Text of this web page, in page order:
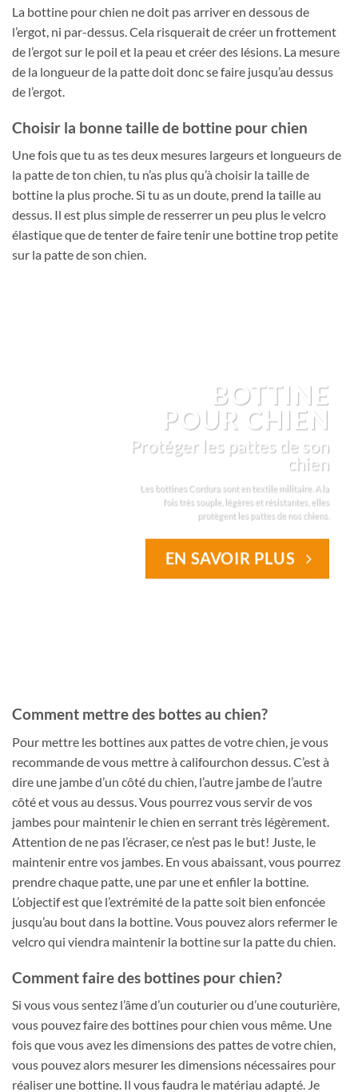
La bottine pour chien ne doit pas arriver en dessous de
l’ergot, ni par-dessus. Cela risquerait de créer un frottement
de l’ergot sur le poil et la peau et créer des lésions. La mesure
de la longueur de la patte doit donc se faire jusqu’au dessus
de l’ergot.
Choisir la bonne taille de bottine pour chien
Une fois que tu as tes deux mesures largeurs et longueurs de
la patte de ton chien, tu n’as plus qu’à choisir la taille de
bottine la plus proche. Si tu as un doute, prend la taille au
dessus. Il est plus simple de resserrer un peu plus le velcro
élastique que de tenter de faire tenir une bottine trop petite
sur la patte de son chien.
BOTTINE
POUR CHIEN
Protéger les pattes de son
chien
Les bottines Cordura sont en textile militaire. A la
fois très souple, légères et résistantes, elles
protègent les pattes de nos chiens.
EN SAVOIR PLUS
Comment mettre des bottes au chien?
Pour mettre les bottines aux pattes de votre chien, je vous
recommande de vous mettre à califourchon dessus. C’est à
dire une jambe d’un côté du chien, l’autre jambe de l’autre
côté et vous au dessus. Vous pourrez vous servir de vos
jambes pour maintenir le chien en serrant très légèrement.
Attention de ne pas l’écraser, ce n’est pas le but! Juste, le
maintenir entre vos jambes. En vous abaissant, vous pourrez
prendre chaque patte, une par une et enfiler la bottine.
L’objectif est que l’extrémité de la patte soit bien enfoncée
jusqu’au bout dans la bottine. Vous pouvez alors refermer le
velcro qui viendra maintenir la bottine sur la patte du chien.
Comment faire des bottines pour chien?
Si vous vous sentez l’âme d’un couturier ou d’une couturière,
vous pouvez faire des bottines pour chien vous même. Une
fois que vous avez les dimensions des pattes de votre chien,
vous pouvez alors mesurer les dimensions nécessaires pour
réaliser une bottine. Il vous faudra le matériau adapté. Je